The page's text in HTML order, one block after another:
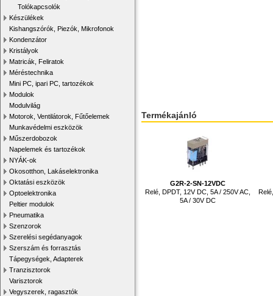
Tolókapcsolók
Készülékek
Kishangszórók, Piezók, Mikrofonok
Kondenzátor
Kristályok
Matricák, Feliratok
Méréstechnika
Mini PC, ipari PC, tartozékok
Modulok
Modulvilág
Motorok, Ventilátorok, Fűtőelemek
Munkavédelmi eszközök
Műszerdobozok
Napelemek és tartozékok
NYÁK-ok
Okosotthon, Lakáselektronika
Oktatási eszközök
Optoelektronika
Peltier modulok
Pneumatika
Szenzorok
Szerelési segédanyagok
Szerszám és forrasztás
Tápegységek, Adapterek
Tranzisztorok
Varisztorok
Vegyszerek, ragasztók
Termékajánló
G2R-2-SN-12VDC
Relé, DPDT, 12V DC, 5A / 250V AC,
5A / 30V DC